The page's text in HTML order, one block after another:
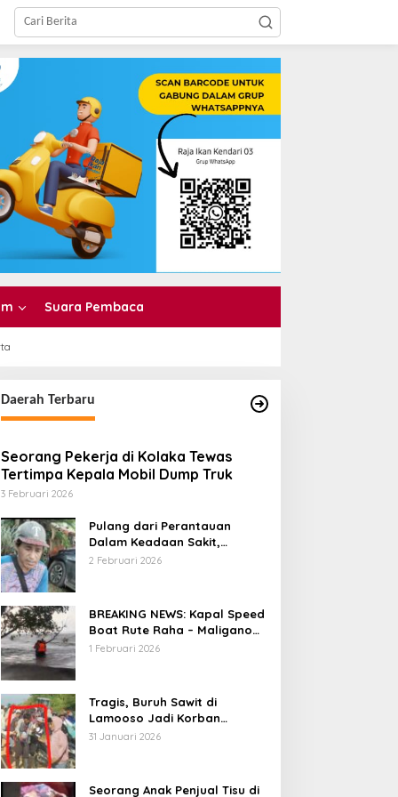
Suara Pembaca
Daerah Terbaru
Seorang Pekerja di Kolaka Tewas
Tertimpa Kepala Mobil Dump Truk
3 Februari 2026
Pulang dari Perantauan
Dalam Keadaan Sakit,
Seorang Pria di Kolaka
2 Februari 2026
BREAKING NEWS: Kapal Speed
Boat Rute Raha – Maligano
Tenggelam Dihantam Angin
1 Februari 2026
Tragis, Buruh Sawit di
Lamooso Jadi Korban
Serangan Senjata Tajam,
31 Januari 2026
Seorang Anak Penjual Tisu di